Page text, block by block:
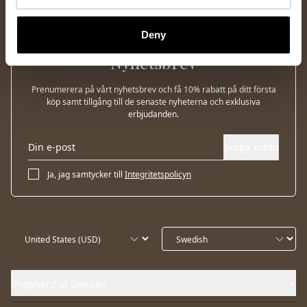
Deny
Nyhetsbrev
Prenumerera på vårt nyhetsbrev och få 10% rabatt på ditt första
köp samt tillgång till de senaste nyheterna och exklusiva
erbjudanden.
Ja, jag samtycker till Integritetspolicyn